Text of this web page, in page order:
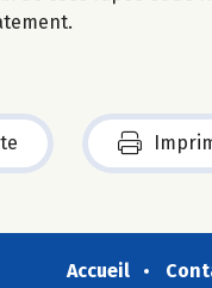
Accueil